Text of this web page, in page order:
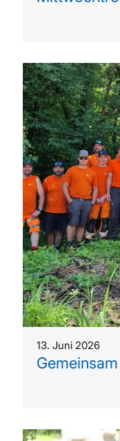
13. Juni 2026